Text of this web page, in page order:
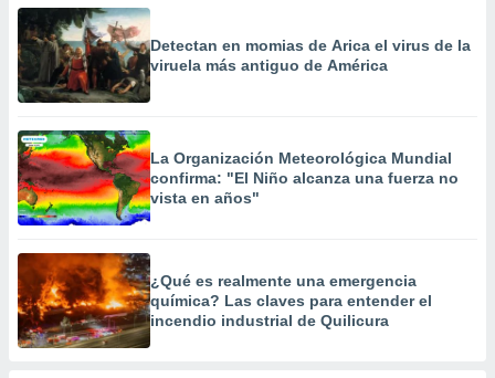
Detectan en momias de Arica el virus de la
viruela más antiguo de América
La Organización Meteorológica Mundial
confirma: "El Niño alcanza una fuerza no
vista en años"
¿Qué es realmente una emergencia
química? Las claves para entender el
incendio industrial de Quilicura